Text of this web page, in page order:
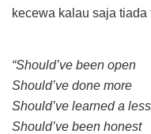
kecewa kalau saja tiada
“Should’ve been open
Should’ve done more
Should’ve learned a
Should’ve been honest